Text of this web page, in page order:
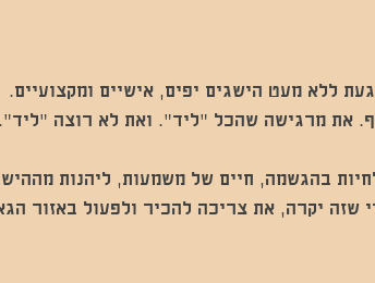
את מרגישה שהכל "ליד". ואת לא רוצה
בהגשמה, חיים של משמעות, ליהנות
שזה יקרה, את צריכה להכיר ולפעול באזור